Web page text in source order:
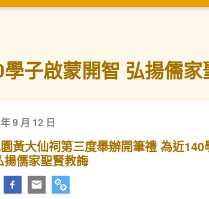
子啟蒙開智 弘揚儒
9 月 12 日
黃大仙祠第三度舉辦開筆禮 為近140
揚儒家聖賢教誨